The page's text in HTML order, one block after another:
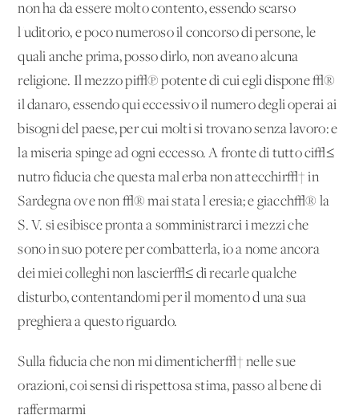
non ha da essere molto contento, essendo scarso
l'uditorio, e poco numeroso il concorso di persone, le
quali anche prima, posso dirlo, non aveano alcuna
religione. Il mezzo pi√π potente di cui egli dispone √®
il danaro, essendo qui eccessivo il numero degli operai ai
bisogni del paese, per cui molti si trovano senza lavoro: e
la miseria spinge ad ogni eccesso. A fronte di tutto ci√≤
nutro fiducia che questa mal'erba non attecchir√† in
Sardegna ove non √® mai stata l'eresia; e giacch√® la
S. V. si esibisce pronta a somministrarci i mezzi che
sono in suo potere per combatterla, io a nome ancora
dei miei colleghi non lascier√≤ di recarle qualche
disturbo, contentandomi per il momento d'una sua
preghiera a questo riguardo.
Sulla fiducia che non mi dimenticher√† nelle sue
orazioni, coi sensi di rispettosa stima, passo al bene di
raffermarmi